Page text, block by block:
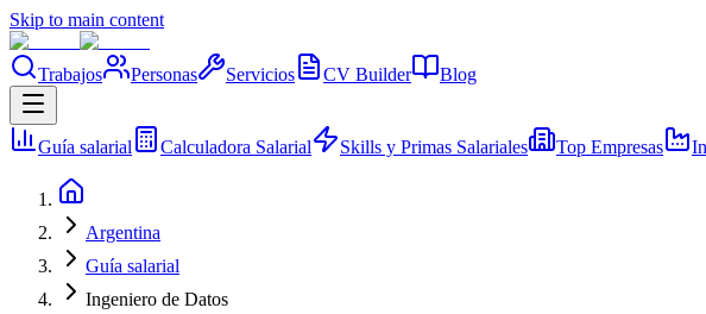
Skip to main content
Trabajos Personas Servicios CV Builder Blog
Guía salarial Calculadora Salarial Skills y Primas Salariales Top Empresas
Argentina
Guía salarial
Ingeniero de Datos